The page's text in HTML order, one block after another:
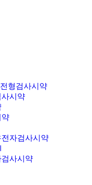
형검사시약
시약
약
자검사시약
사시약